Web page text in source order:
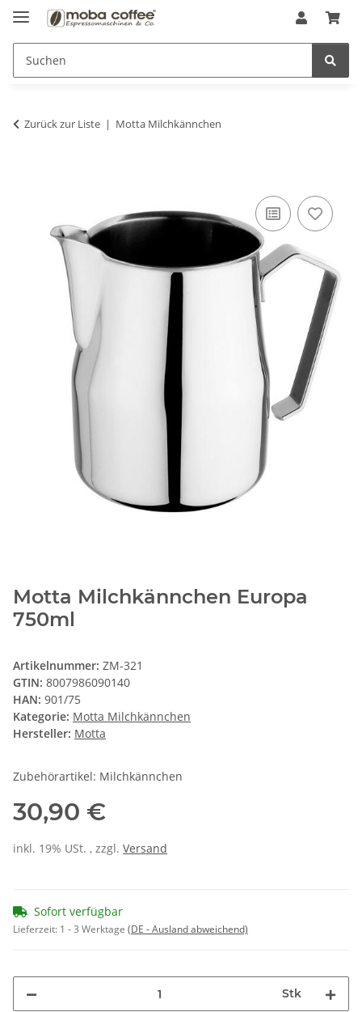
Zurück zur Liste Motta Milchkännchen
Motta Milchkännchen Europa
750ml
Artikelnummer: ZM-321
GTIN: 8007986090140
HAN: 901/75
Kategorie: Motta Milchkännchen
Hersteller: Motta
Zubehörartikel: Milchkännchen
30,90 €
inkl. 19% USt. , zzgl. Versand
Sofort verfügbar
Lieferzeit: 1 - 3 Werktage (DE - Ausland abweichend)
Stk